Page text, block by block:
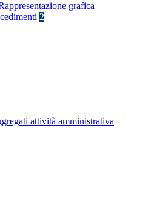
grafica
2
attività amministrativa